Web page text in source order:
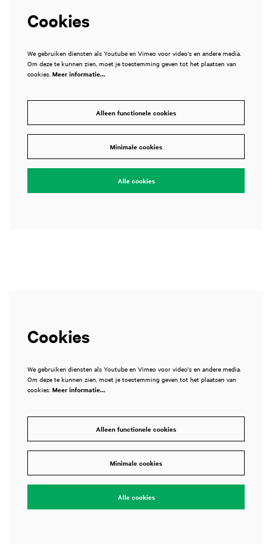
Cookies
We gebruiken diensten als Youtube en Vimeo voor video's en andere media.
Om deze te kunnen zien, moet je toestemming geven tot het plaatsen van
cookies. Meer informatie…
Alleen functionele cookies
Minimale cookies
Alle cookies
Cookies
We gebruiken diensten als Youtube en Vimeo voor video's en andere media.
Om deze te kunnen zien, moet je toestemming geven tot het plaatsen van
cookies. Meer informatie…
Alleen functionele cookies
Minimale cookies
Alle cookies